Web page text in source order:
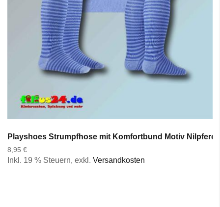
Playshoes Strumpfhose mit Komfortbund Motiv Nilpferd
8,95 €
Inkl. 19 % Steuern, exkl. Versandkosten